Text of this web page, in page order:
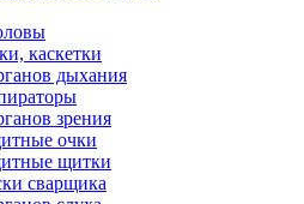
каскетки
дыхания
зрения
очки
щитки
сварщика